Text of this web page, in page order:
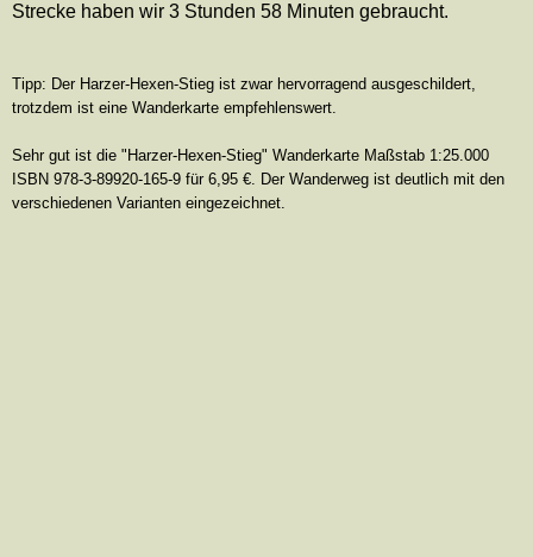
Strecke haben wir 3 Stunden 58 Minuten gebraucht.
Tipp: Der Harzer-Hexen-Stieg ist zwar hervorragend ausgeschildert,
trotzdem ist eine Wanderkarte empfehlenswert.
Sehr gut ist die "Harzer-Hexen-Stieg" Wanderkarte Maßstab 1:25.000
ISBN 978-3-89920-165-9 für 6,95 €. Der Wanderweg ist deutlich mit den
verschiedenen Varianten eingezeichnet.